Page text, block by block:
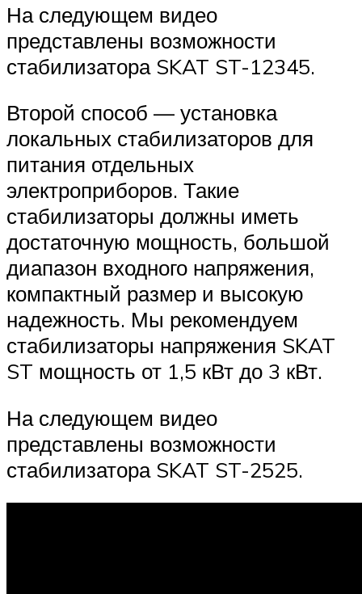
На следующем видео
представлены возможности
стабилизатора SKAT ST-12345.
Второй способ — установка
локальных стабилизаторов для
питания отдельных
электроприборов. Такие
стабилизаторы должны иметь
достаточную мощность, большой
диапазон входного напряжения,
компактный размер и высокую
надежность. Мы рекомендуем
стабилизаторы напряжения SKAT
ST мощность от 1,5 кВт до 3 кВт.
На следующем видео
представлены возможности
стабилизатора SKAT ST-2525.